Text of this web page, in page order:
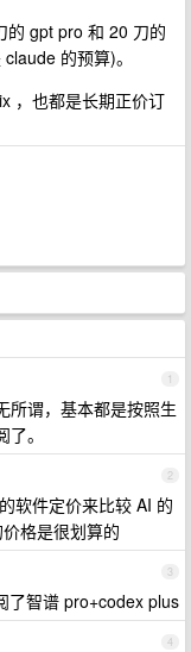
的 gpt pro 和 20 刀的
的预算)。
，也都是长期正价订
1
所谓，基本都是按照生
。
2
软件定价来比较 AI 的
格是很划算的
3
了智谱 pro+codex plus
4